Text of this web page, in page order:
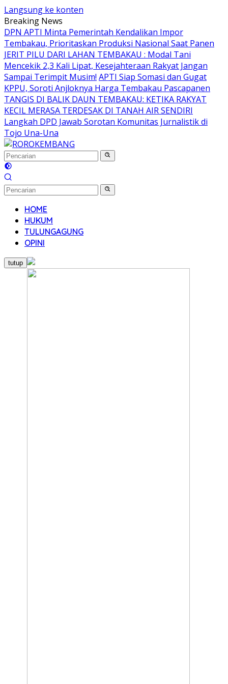
Langsung ke konten
Breaking News
DPN APTI Minta Pemerintah Kendalikan Impor
Tembakau, Prioritaskan Produksi Nasional Saat Panen
JERIT PILU DARI LAHAN TEMBAKAU ​: Modal Tani
Mencekik 2,3 Kali Lipat, Kesejahteraan Rakyat Jangan
Sampai Terimpit Musim! APTI Siap Somasi dan Gugat
KPPU, Soroti Anjloknya Harga Tembakau Pascapanen
TANGIS DI BALIK DAUN TEMBAKAU: KETIKA RAKYAT
KECIL MERASA TERDESAK DI TANAH AIR SENDIRI
Langkah DPD Jawab Sorotan Komunitas Jurnalistik di
Tojo Una-Una
HOME
HUKUM
TULUNGAGUNG
OPINI
tutup